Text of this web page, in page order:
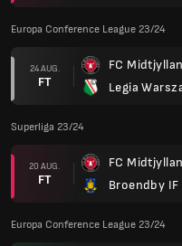
Europa Conference League 23/24
24 AUG.
FT
FC
Legia
Superliga 23/24
20 AUG.
FT
FC
Broendby IF
Europa Conference League 23/24